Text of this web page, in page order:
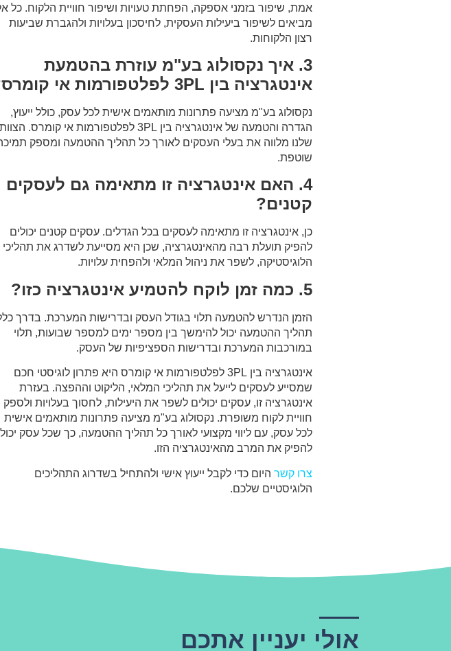
אמת, שיפור בזמני אספקה, הפחתת טעויות ושיפור חוויית הלקוח. כל
מביאים לשיפור ביעילות העסקית, לחיסכון בעלויות ולהגברת שביעות
רצון הלקוחות.
3. איך נקסולוג בע"מ עוזרת בהטמעת
אינטגרציה בין 3PL לפלטפורמות אי קומרס?
נקסולוג בע"מ מציעה פתרונות מותאמים אישית לכל עסק, כולל ייעוץ,
הגדרה והטמעה של אינטגרציה בין 3PL לפלטפורמות אי קומרס. הצוות
שלנו מלווה את בעלי העסקים לאורך כל תהליך ההטמעה ומספק
שוטפת.
4. האם אינטגרציה זו מתאימה גם לעסקים
קטנים?
כן, אינטגרציה זו מתאימה לעסקים בכל הגדלים. עסקים קטנים יכולים
להפיק תועלת רבה מהאינטגרציה, שכן היא מסייעת לשדרג את תהליכי
הלוגיסטיקה, לשפר את ניהול המלאי ולהפחית עלויות.
5. כמה זמן לוקח להטמיע אינטגרציה כזו?
הזמן הנדרש להטמעה תלוי בגודל העסק ובדרישות המערכת. בדרך
תהליך ההטמעה יכול להימשך בין מספר ימים למספר שבועות, תלוי
במורכבות המערכת ובדרישות הספציפיות של העסק.
אינטגרציה בין 3PL לפלטפורמות אי קומרס היא פתרון לוגיסטי חכם
שמסייע לעסקים לייעל את תהליכי המלאי, הליקוט וההפצה. בעזרת
אינטגרציה זו, עסקים יכולים לשפר את היעילות, לחסוך בעלויות ולספק
חוויית לקוח משופרת. נקסולוג בע"מ מציעה פתרונות מותאמים אישית
לכל עסק, עם ליווי מקצועי לאורך כל תהליך ההטמעה, כך שכל עסק יכול
להפיק את המרב מהאינטגרציה הזו.
צרו קשרהיום כדי לקבל ייעוץ אישי ולהתחיל בשדרוג התהליכים
הלוגיסטיים שלכם.
אולי יעניין אתכם